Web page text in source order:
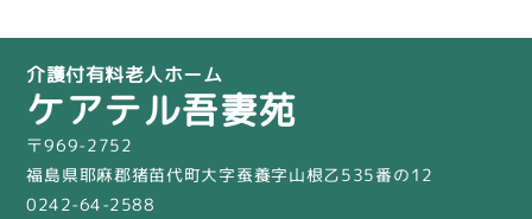
介護付有料老人ホーム
ケアテル吾妻苑
〒969-2752
福島県耶麻郡猪苗代町大字蚕養字山根乙535番の12
0242-64-2588